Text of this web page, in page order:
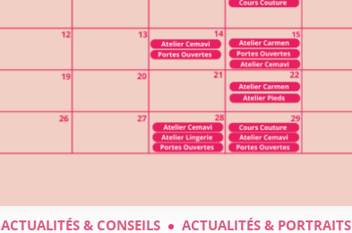
ACTUALITÉS & CONSEILS ACTUALITÉS & PORTRAITS